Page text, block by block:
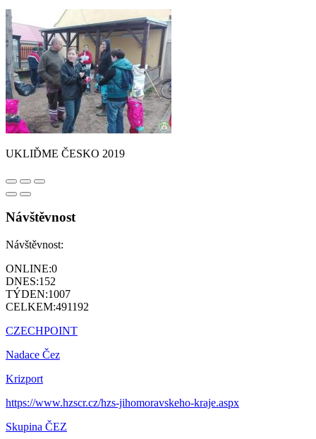
UKLIĎME ČESKO 2019
Návštěvnost
Návštěvnost:
ONLINE:0
DNES:152
TÝDEN:1007
CELKEM:491192
CZECHPOINT
Nadace Čez
Krizport
https://www.hzscr.cz/hzs-jihomoravskeho-kraje.aspx
Skupina ČEZ